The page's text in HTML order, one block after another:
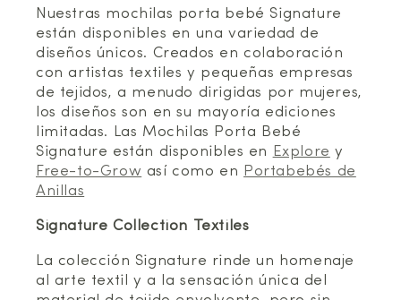
Nuestras mochilas porta bebé Signature
están disponibles en una variedad de
diseños únicos. Creados en colaboración
con artistas textiles y pequeñas empresas
de tejidos, a menudo dirigidas por mujeres,
los diseños son en su mayoría ediciones
limitadas. Las Mochilas Porta Bebé
Signature están disponibles en
Explore y
Free-to-Grow así como en Portabebés de
Anillas
Signature Collection Textiles
La colección Signature rinde un homenaje
al arte textil y a la sensación única del